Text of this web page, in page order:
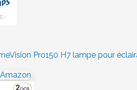
Pro150 H7 lampe pour